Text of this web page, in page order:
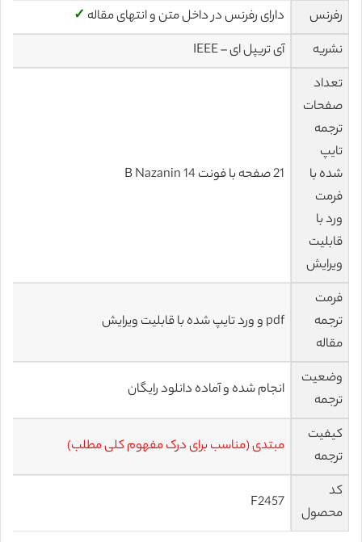
رفرنس دارای رفرنس در داخل متن و انتهای مقاله ✓
نشریه
آی تریپل ای – IEEE
تعداد
صفحات
ترجمه
تایپ
شده با
فرمت
ورد با
قابلیت
ویرایش
21 صفحه با فونت 14 B Nazanin
فرمت
ترجمه
مقاله
pdf و ورد تایپ شده با قابلیت ویرایش
وضعیت
ترجمه
انجام شده و آماده دانلود رایگان
کیفیت
ترجمه
مبتدی (مناسب برای درک مفهوم کلی مطلب)
کد
محصول
F2457